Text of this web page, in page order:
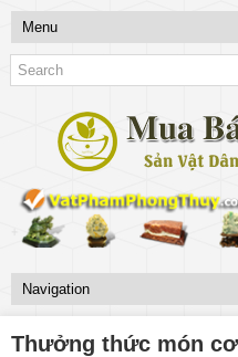
Thưởng thức món